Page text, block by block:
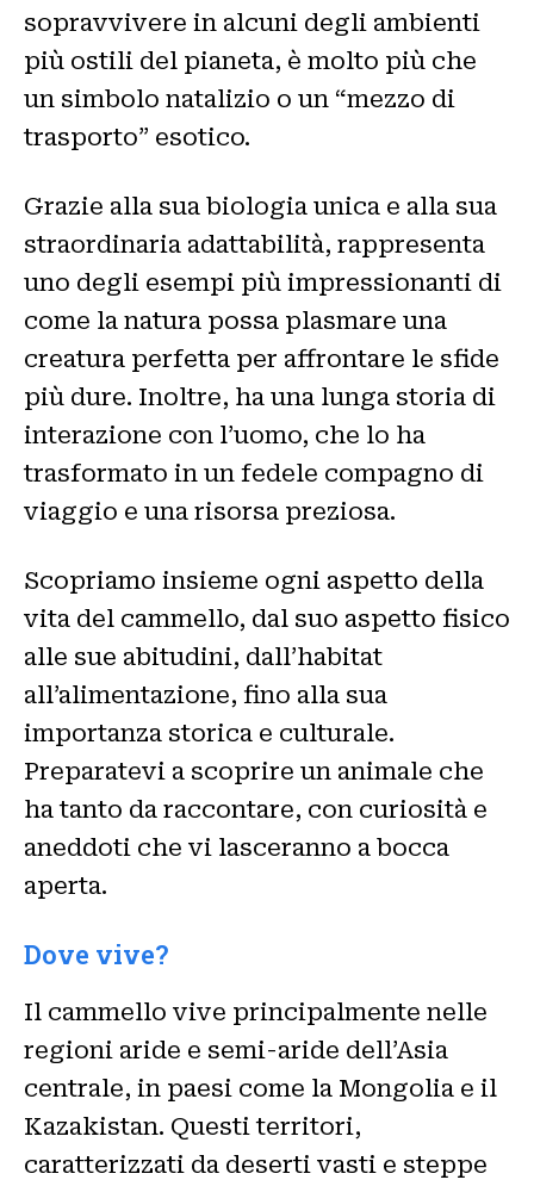
sopravvivere in alcuni degli ambienti
più ostili del pianeta, è molto più che
un simbolo natalizio o un “mezzo di
trasporto” esotico.
Grazie alla sua biologia unica e alla sua
straordinaria adattabilità, rappresenta
uno degli esempi più impressionanti di
come la natura possa plasmare una
creatura perfetta per affrontare le sfide
più dure. Inoltre, ha una lunga storia di
interazione con l’uomo, che lo ha
trasformato in un fedele compagno di
viaggio e una risorsa preziosa.
Scopriamo insieme ogni aspetto della
vita del cammello, dal suo aspetto fisico
alle sue abitudini, dall’habitat
all’alimentazione, fino alla sua
importanza storica e culturale.
Preparatevi a scoprire un animale che
ha tanto da raccontare, con curiosità e
aneddoti che vi lasceranno a bocca
aperta.
Dove vive?
Il cammello vive principalmente nelle
regioni aride e semi-aride dell’Asia
centrale, in paesi come la Mongolia e il
Kazakistan. Questi territori,
caratterizzati da deserti vasti e steppe